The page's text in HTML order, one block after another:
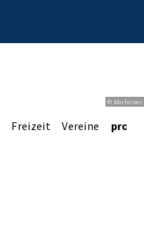
© bbsferrari
Freizeit Vereine pro